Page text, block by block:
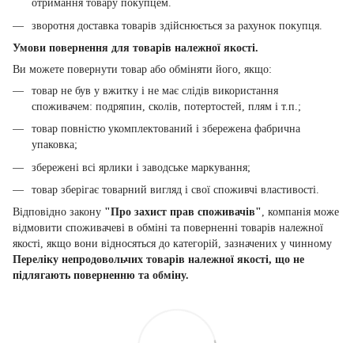
отримання товару покупцем.
зворотня доставка товарів здійснюється за рахунок покупця.
Умови повернення для товарів належної якості.
Ви можете повернути товар або обміняти його, якщо:
товар не був у вжитку і не має слідів використання
споживачем: подряпин, сколів, потертостей, плям і т.п.;
товар повністю укомплектований і збережена фабрична
упаковка;
збережені всі ярлики і заводське маркування;
товар зберігає товарний вигляд і свої споживчі властивості.
Відповідно закону "Про захист прав споживачів", компанія може
відмовити споживачеві в обміні та поверненні товарів належної
якості, якщо вони відносяться до категорій, зазначених у чинному
Переліку непродовольчих товарів належної якості, що не
підлягають поверненню та обміну.